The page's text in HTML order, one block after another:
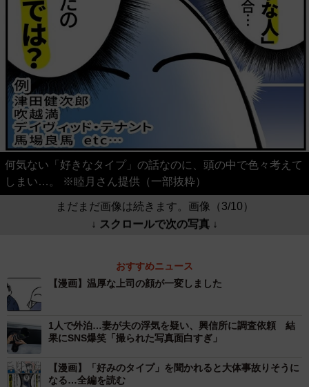
何気ない「好きなタイプ」の話なのに、頭の中で色々考えて
しまい…。 ※睦月さん提供（一部抜粋）
まだまだ画像は続きます。画像（3/10）
↓ スクロールで次の写真 ↓
おすすめニュース
【漫画】温厚な上司の顔が一変しました
1人で外泊…妻が夫の浮気を疑い、興信所に調査依頼 結
果にSNS爆笑「撮られた写真面白すぎ」
【漫画】「好みのタイプ」を聞かれると大体事故りそうに
なる…全編を読む